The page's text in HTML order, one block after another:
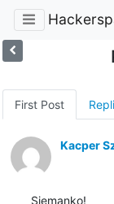
First Post
Kacper
Siemanko!